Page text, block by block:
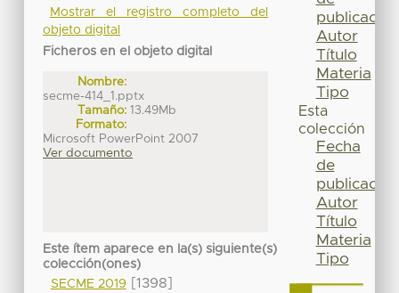
Mostrar el registro completo del
objeto digital
Ficheros en el objeto digital
Nombre:
secme-414_1.pptx
Tamaño: 13.49Mb
Formato:
Microsoft PowerPoint 2007
Ver documento
Este ítem aparece en la(s) siguiente(s)
colección(ones)
SECME 2019
[1398]
publicación
Autor
Título
Materia
Tipo
Esta
colección
Fecha
de
publicación
Autor
Título
Materia
Tipo